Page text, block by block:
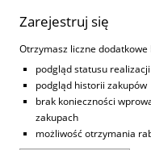
Zarejestruj się
Otrzymasz liczne dodatkowe
podgląd statusu
podgląd historii zakupów
brak konieczności
zakupach
możliwość otrzymania